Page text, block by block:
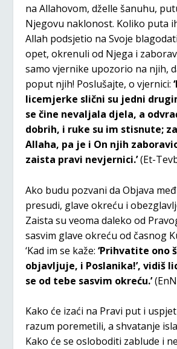
na Allahovom, dželle šanuhu,
Njegovu naklonost. Koliko puta
Allah podsjetio na Svoje
opet, okrenuli od Njega i
samo vjernike upozorio na njih,
poput njih! Poslušajte, o vjernici:
licemjerke slični su jedni
se čine nevaljala djela, a
dobrih, i ruke su im stisnute;
Allaha, pa je i On njih
zaista pravi nevjernici.’(Et-
Ako budu pozvani da Objava
presudi, glave okreću i
Zaista su veoma daleko od
sasvim glave okreću od časnog
‘Kad im se kaže: ‘Prihvatite ono
objavljuje, i Poslanika!’, vidiš
se od tebe sasvim okreću.’
Kako će izaći na Pravi put i
razum poremetili, a shvatanje
Kako će se osloboditi zablude i